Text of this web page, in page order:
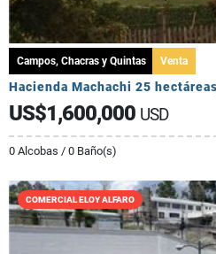
Campos, Chacras y Quintas Venta
US$1,600,000 USD
0 Alcobas / 0 Baño(s)
COMERCIAL ELOY ALFARO